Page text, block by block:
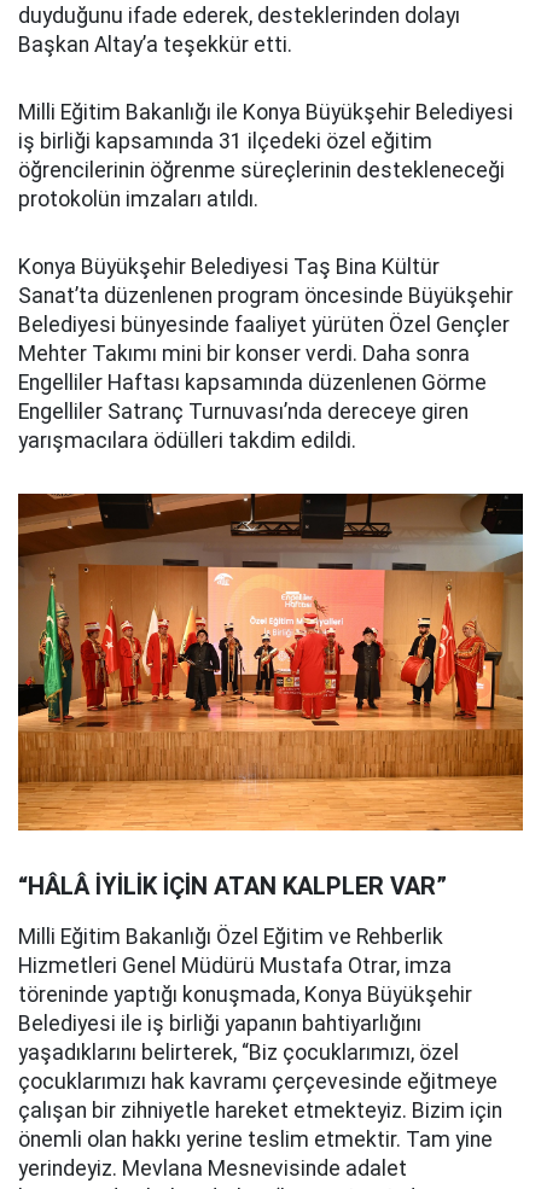
duyduğunu ifade ederek, desteklerinden dolayı
Başkan Altay’a teşekkür etti.
Milli Eğitim Bakanlığı ile Konya Büyükşehir Belediyesi
iş birliği kapsamında 31 ilçedeki özel eğitim
öğrencilerinin öğrenme süreçlerinin destekleneceği
protokolün imzaları atıldı.
Konya Büyükşehir Belediyesi Taş Bina Kültür
Sanat’ta düzenlenen program öncesinde Büyükşehir
Belediyesi bünyesinde faaliyet yürüten Özel Gençler
Mehter Takımı mini bir konser verdi. Daha sonra
Engelliler Haftası kapsamında düzenlenen Görme
Engelliler Satranç Turnuvası’nda dereceye giren
yarışmacılara ödülleri takdim edildi.
“HÂLÂ İYİLİK İÇİN ATAN KALPLER VAR”
Milli Eğitim Bakanlığı Özel Eğitim ve Rehberlik
Hizmetleri Genel Müdürü Mustafa Otrar, imza
töreninde yaptığı konuşmada, Konya Büyükşehir
Belediyesi ile iş birliği yapanın bahtiyarlığını
yaşadıklarını belirterek, “Biz çocuklarımızı, özel
çocuklarımızı hak kavramı çerçevesinde eğitmeye
çalışan bir zihniyetle hareket etmekteyiz. Bizim için
önemli olan hakkı yerine teslim etmektir. Tam yine
yerindeyiz. Mevlana Mesnevisinde adalet